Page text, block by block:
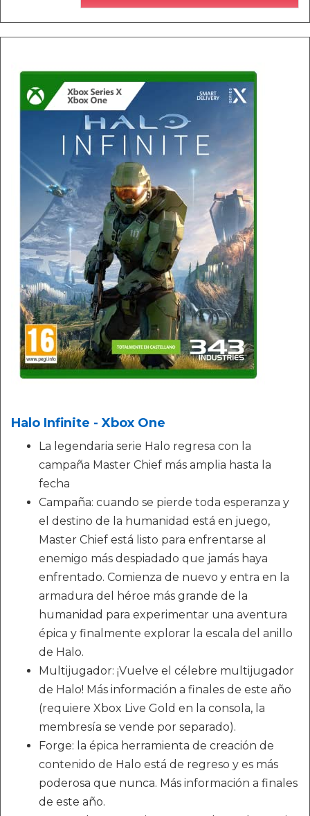
Halo Infinite - Xbox One
La legendaria serie Halo regresa con la
campaña Master Chief más amplia hasta la
fecha
Campaña: cuando se pierde toda esperanza y
el destino de la humanidad está en juego,
Master Chief está listo para enfrentarse al
enemigo más despiadado que jamás haya
enfrentado. Comienza de nuevo y entra en la
armadura del héroe más grande de la
humanidad para experimentar una aventura
épica y finalmente explorar la escala del anillo
de Halo.
Multijugador: ¡Vuelve el célebre multijugador
de Halo! Más información a finales de este año
(requiere Xbox Live Gold en la consola, la
membresía se vende por separado).
Forge: la épica herramienta de creación de
contenido de Halo está de regreso y es más
poderosa que nunca. Más información a finales
de este año.